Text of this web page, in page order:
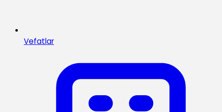
Vefatlar